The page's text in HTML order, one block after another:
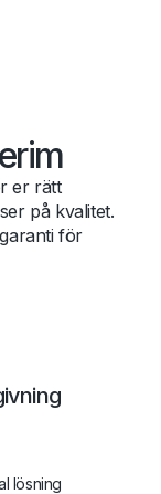
er rätt
på kvalitet.
för
lösning